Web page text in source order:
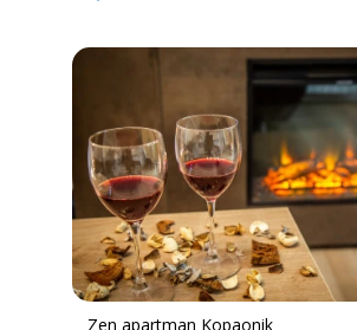
Zen apartman Kopaonik